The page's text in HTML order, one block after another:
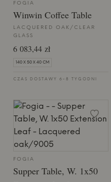
FOGIA
Winwin Coffee Table
LACQUERED OAK/CLEAR
GLASS
6 083,44 zł
140 X 50 X 40 CM
CZAS DOSTAWY 6-8 TYGODNI
FOGIA
Supper Table, W. 1x50